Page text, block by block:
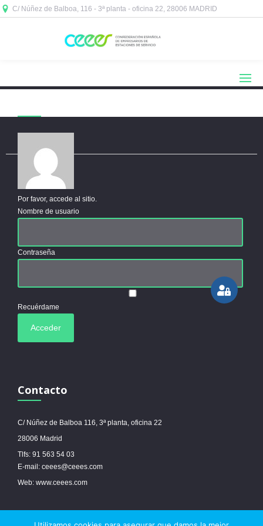
C/ Núñez de Balboa, 116 - 3ª planta - oficina 22, 28006 MADRID
Por favor, accede al sitio.
Nombre de usuario
Contraseña
Recuérdame
Contacto
C/ Núñez de Balboa 116, 3ª planta, oficina 22
28006 Madrid
Tlfs: 91 563 54 03
E-mail: ceees@ceees.com
Web: www.ceees.com